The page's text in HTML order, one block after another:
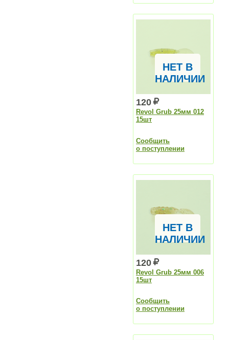
НЕТ В
НАЛИЧИИ
120
Revol Grub 25мм 012
15шт
Сообщить
о поступлении
НЕТ В
НАЛИЧИИ
120
Revol Grub 25мм 006
15шт
Сообщить
о поступлении